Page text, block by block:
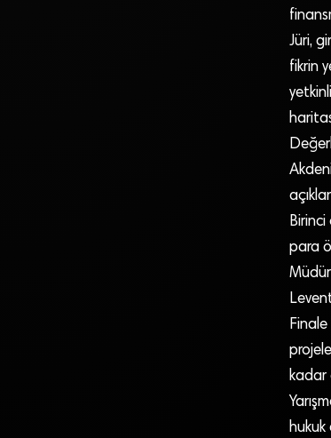
Jüri,
fikrin
para
Müdür
Finale
kadar
hukuk